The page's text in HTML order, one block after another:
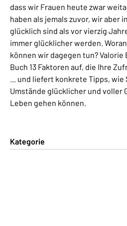
dass wir Frauen heute zwar
haben als jemals zuvor, wir aber
glücklich sind als vor vierzig
immer glücklicher werden.
können wir dagegen tun?
Buch 13 Faktoren auf, die Ihre
... und liefert konkrete Tipps,
Umstände glücklicher und voller
Leben gehen können.
Kategorie